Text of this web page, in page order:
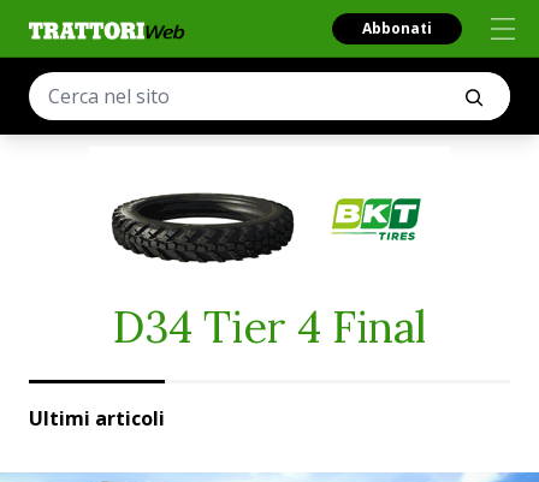
Abbonati
D34 Tier 4 Final
Ultimi articoli